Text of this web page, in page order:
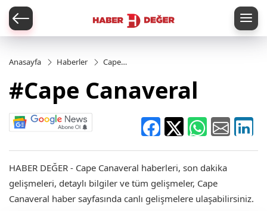
Anasayfa Haberler
Cape
#Cape Canaveral
HABER DEĞER - Cape Canaveral haberleri, son dakika
gelişmeleri, detaylı bilgiler ve tüm gelişmeler, Cape
Canaveral haber sayfasında canlı gelişmelere ulaşabilirsiniz.